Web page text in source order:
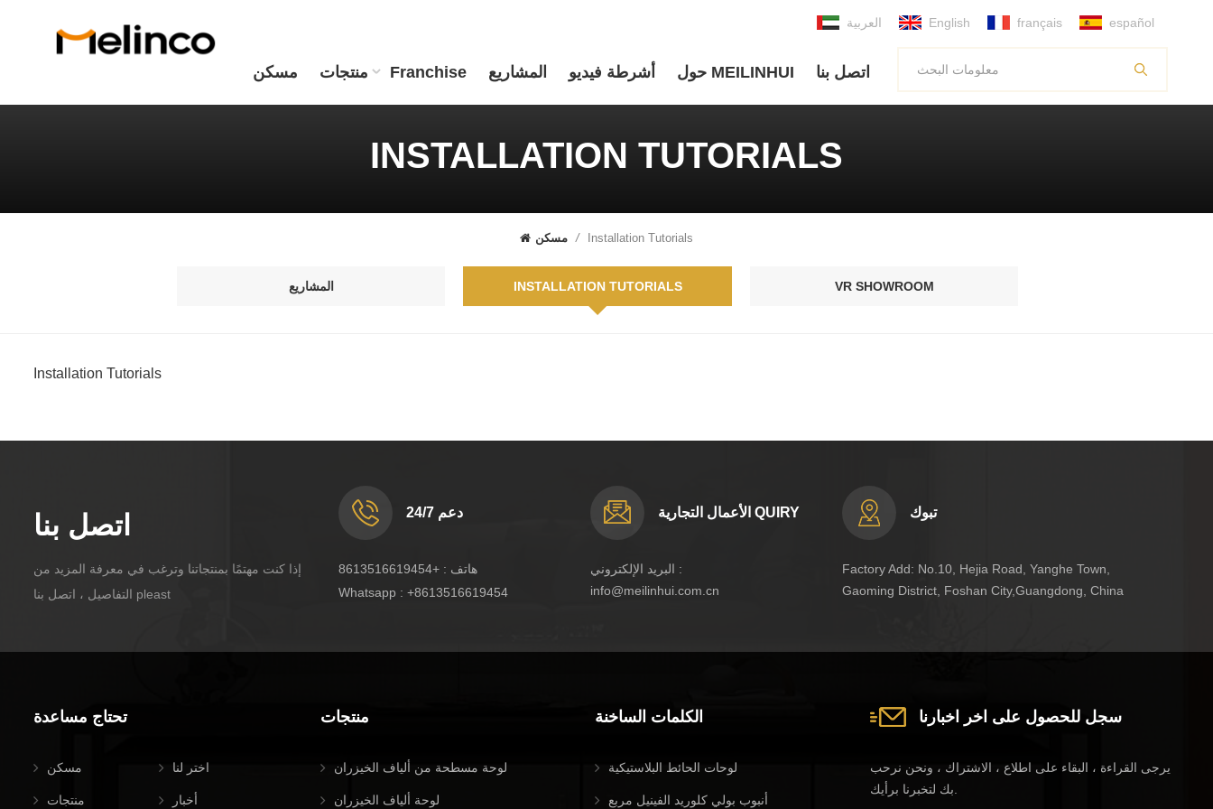
العربية English français español
مسكن منتجات Franchise المشاريع أشرطة فيديو حول MEILINHUI اتصل بنا
INSTALLATION TUTORIALS
مسكن / Installation Tutorials
المشاريع INSTALLATION TUTORIALS VR SHOWROOM
Installation Tutorials
اتصل بنا
إذا كنت مهتمًا بمنتجاتنا وترغب في معرفة المزيد من
التفاصيل ، اتصل بنا pleast
دعم 24/7
هاتف :+8613516619454
Whatsapp : +8613516619454
الأعمال التجارية QUIRY
البريد الإلكتروني :
info@meilinhui.com.cn
تبوك
Factory Add: No.10, Hejia Road, Yanghe Town,
Gaoming District, Foshan City,Guangdong, China
تحتاج مساعدة
مسكن
منتجات
اختر لنا
أخبار
منتجات
لوحة مسطحة من ألياف الخيزران
لوحة ألياف الخيزران
الكلمات الساخنة
لوحات الحائط البلاستيكية
أنبوب بولي كلوريد الفينيل مربع
سجل للحصول على اخر اخبارنا
يرجى القراءة ، البقاء على اطلاع ، الاشتراك ، ونحن نرحب